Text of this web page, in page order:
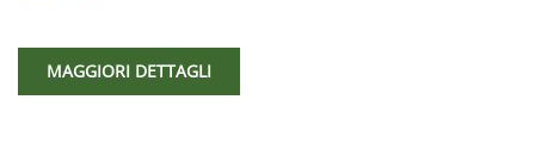
MAGGIORI DETTAGLI